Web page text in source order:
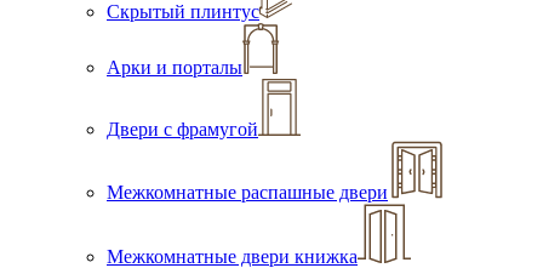
Скрытый плинтус
Арки и порталы
Двери с фрамугой
Межкомнатные распашные двери
Межкомнатные двери книжка